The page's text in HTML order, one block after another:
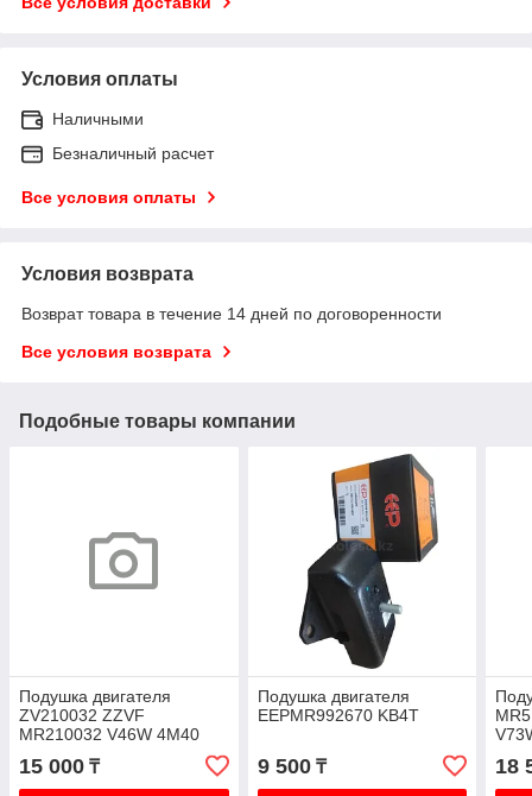
Условия оплаты
Наличными
Безналичный расчет
Все условия оплаты
Условия возврата
Возврат товара в течение 14 дней по договоренности
Все условия возврата
Подобные товары компании
Подушка двигателя
ZV210032 ZZVF
MR210032 V46W 4M40
15 000 ₸
Подушка двигателя
EEPMR992670 KB4T
9 500₸ 18